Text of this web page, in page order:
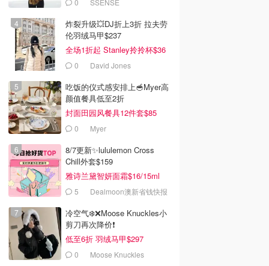
0 SSENSE
炸裂升级💥DJ折上3折 拉夫劳
伦羽绒马甲$237
全场1折起 Stanley拎拎杯$36
0 David Jones
吃饭的仪式感安排上🥣Myer高
颜值餐具低至2折
封面田园风餐具12件套$85
0 Myer
8/7更新✨lululemon Cross
Chill外套$159
雅诗兰黛智妍面霜$16/15ml
5 Dealmoon澳新省钱快报
冷空气❄️❌️Moose Knuckles小
剪刀再次降价❗️
低至6折 羽绒马甲$297
0 Moose Knuckles